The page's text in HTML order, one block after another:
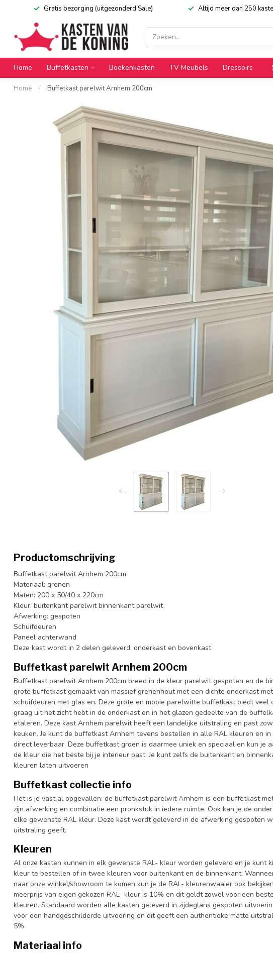
Gratis bezorging (uitgezonderd Sale) Altijd meer dan 250
Home Buffetkasten Boekenkasten TV Meubels Dressoirs
Home / Buffetkast parelwit Arnhem 200cm
Productomschrijving
Buffetkast parelwit Arnhem 200cm
Materiaal: grenen
Maten: 200 x 50/40 x 220cm
Kleur: buitenkant parelwit binnenkant parelwit
Afwerking: gespoten
Schuifdeuren
Paneel achterwand
Deze kast wordt in 2 delen geleverd, onderkast en bovenkast
Buffetkast parelwit Arnhem 200cm
Buffetkast parelwit Arnhem 200cm breed in de kleur parelwit gespoten en de
grote buffetkast gemaakt van massief grenenhout met een dichte onderkast
schuifdeuren met glas en. Deze grote en mooie parelwitte buffetkast biedt veel
graag uit het zicht hebt in de onderkast en in het glazen gedeelte van de
etaleren. Deze kast Arnhem parelwit heeft een landelijke uitstraling en past
keuken. Je kunt de buffetkast Arnhem tevens bestellen in alle RAL kleuren en
direct leverbaar. Deze buffetkast groen is daarmee uniek en speciaal en kun je
de kleur die het beste bij je interieur past. Je kunt zelfs de buitenkant en
kleuren laten uitvoeren
Buffetkast collectie info
Het is je vast al opgevallen: de buffetkast parelwit Arnhem is een buffetkast
zijn afwerking en combinatie een pronkstuk in iedere ruimte. Ook kan je de
elke gewenste RAL kleur. Deze kast wordt geleverd in de afwerking gespoten
uitstraling geeft.
Kleuren
Al onze kasten kunnen in elk gewenste RAL- kleur worden geleverd en je kunt
kleur te bestellen of in twee kleuren voor buitenkant en de binnenkant.
naar onze winkel/showroom te komen kun je de RAL- kleurenwaaier ook
meerprijs van eigen gekozen RAL- kleur is 10% en dit geldt zowel voor een
kleuren. Standaard worden alle kasten geleverd in zijdeglans gespoten
voor een handgeschilderde uitvoering en dit geeft een authentieke matte
5%.
Materiaal info